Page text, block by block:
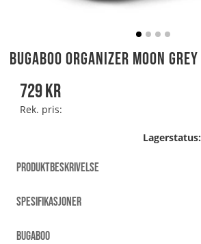
Bugaboo Organizer Moon Grey
729kr
Rek. pris:
Lagerstatus:
PRODUKTBESKRIVELSE
SPESIFIKASJONER
BUGABOO